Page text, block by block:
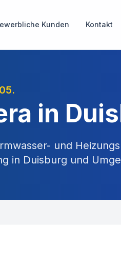
Kunden Kontakt
05.
in
und
in Duisburg und